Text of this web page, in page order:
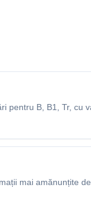
pentru B, B1, Tr, cu
mai amănunțite